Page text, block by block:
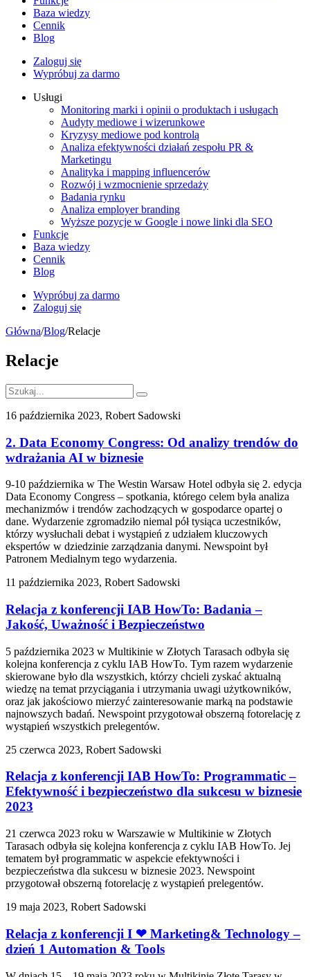
Baza wiedzy
Cennik
Blog
Zaloguj się
Wypróbuj za darmo
Usługi
Monitoring marki i opinii o produktach i usługach
Audyty mediowe i wizerunkowe
Kryzysy mediowe pod kontrolą
Analiza efektywności działań zespołu PR &
Marketingu
Analityka i mapping influencerów
Rozwój i wzmocnienie sprzedaży
Badania rynku
Analiza employer branding
Wyższe pozycje w Google i nowe linki dla SEO
Funkcje
Baza wiedzy
Cennik
Blog
Wypróbuj za darmo
Zaloguj się
Główna/Blog/Relacje
Relacje
16 października 2023, Robert Sadowski
2. Data Economy Congress: Od analizy trendów do
wdrażania AI w biznesie
9-10 października w The Westin Warsaw Hotel odbyła się 2. edycja
Data Economy Congress – spotkania, którego celem była analiza
mechanizmów i trendów zachodzących w gospodarce opartej o
dane. Wydarzenie zgromadziło niemal pół tysiąca uczestników,
którzy wysłuchali debat i wystąpień z udziałem kluczowych
ekspertów w dziedzinie zarządzania danymi. Newspoint był
Patronem Medialnym tego wydarzenia.
11 października 2023, Robert Sadowski
Relacja z konferencji IAB HowTo: Badania –
Jakość, Uważność i Bezpieczeństwo
5 października 2023 w Multikinie w Złotych Tarasach odbyła się
kolejna konferencja z cyklu IAB HowTo. Tym razem wydarzenie
skierowane było dla wszystkich, którzy chcieli zyskać aktualną
wiedzę na temat przyciągania i utrzymania uwagi użytkowników,
oraz jak jakościowo mierzyć zainteresowanie marką na podstawie
najnowszych badań. Newspoint przygotował obszerną fotorelację z
wystąpień wszystkich prelegentów.
25 czerwca 2023, Robert Sadowski
Relacja z konferencji IAB HowTo: Programmatic –
Efektywność i bezpieczeństwo dla sukcesu w biznesie
2023
21 czerwca 2023 roku w Warszawie w Multikinie w Złotych
Tarasach odbyła się kolejna konferencja z cyklu IAB HowTo. Jej
tematem był programmatic w aspekcie efektywności i
bezpieczeństwa dla sukcesu w biznesie 2023. Newspoint
przygotował obszerną fotorelację z wystąpień prelegentów.
19 maja 2023, Robert Sadowski
Relacja z konferencji I ❤ Marketing& Technology –
dzień 1 Automation & Tools